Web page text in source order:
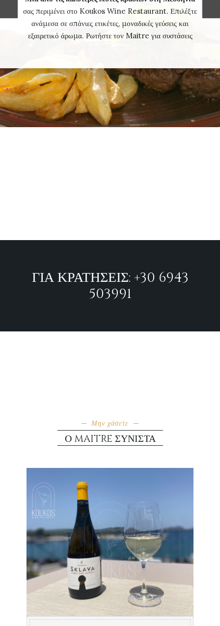
σας περιμένει στο Koukos Wine Restaurant. Επιλέξτε
ανάμεσα σε σπάνιες ετικέτες, μοναδικές γεύσεις και
εξαιρετικό άρωμα. Ρωτήστε τον Maitre για συστάσεις
ΓΙΑ ΚΡΑΤΉΣΕΙΣ: +30 6943
503991
Μην χάσετε
Ο MAITRE ΣΥΝΙΣΤΆ